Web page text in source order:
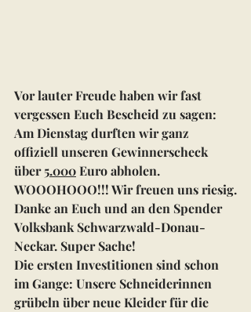
Vor lauter Freude haben wir fast
vergessen Euch Bescheid zu sagen:
Am Dienstag durften wir ganz
offiziell unseren Gewinnerscheck
über 5.000 Euro abholen.
WOOOHOOO!!! Wir freuen uns riesig.
Danke an Euch und an den Spender
Volksbank Schwarzwald-Donau-
Neckar. Super Sache!
Die ersten Investitionen sind schon
im Gange: Unsere Schneiderinnen
grübeln über neue Kleider für die